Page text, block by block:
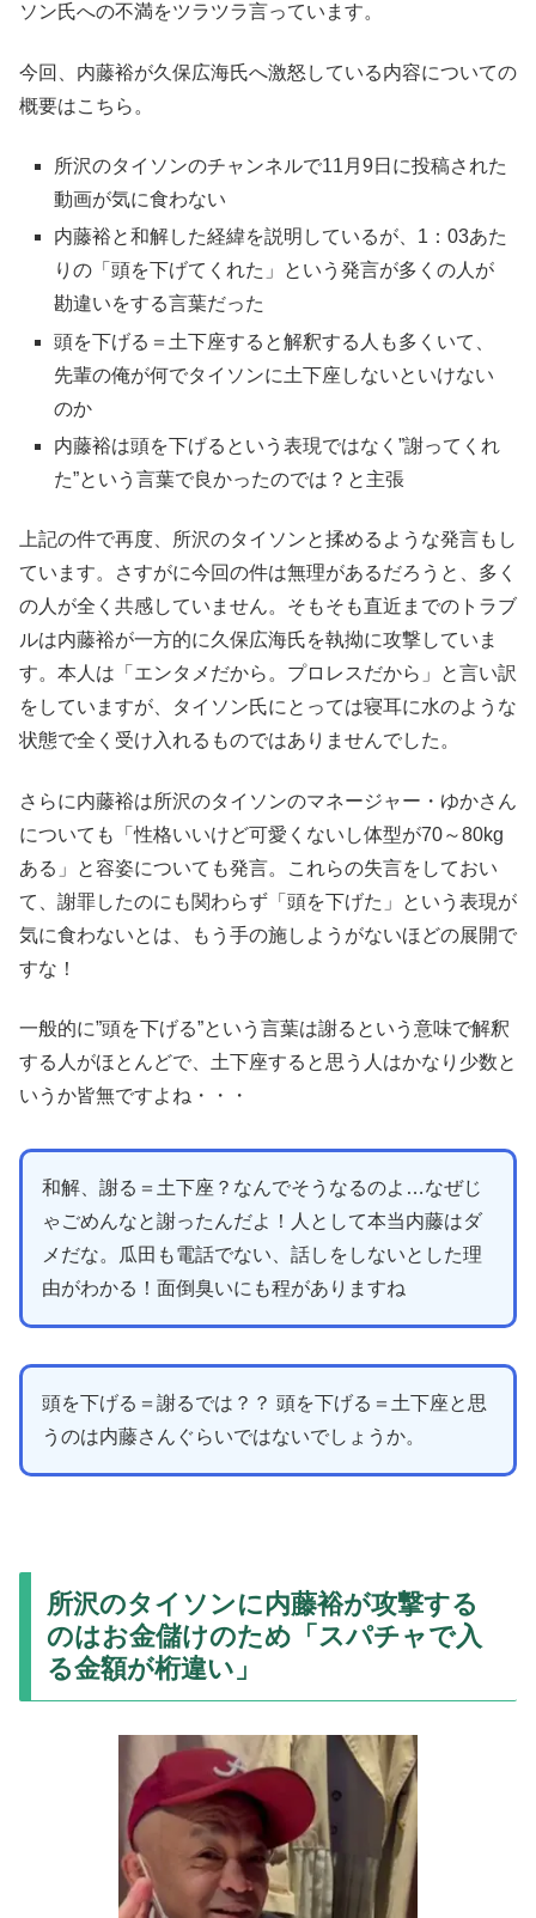
ソン氏への不満をツラツラ言っています。
今回、内藤裕が久保広海氏へ激怒している内容についての
概要はこちら。
所沢のタイソンのチャンネルで11月9日に投稿された
動画が気に食わない
内藤裕と和解した経緯を説明しているが、1：03あた
りの「頭を下げてくれた」という発言が多くの人が
勘違いをする言葉だった
頭を下げる＝土下座すると解釈する人も多くいて、
先輩の俺が何でタイソンに土下座しないといけない
のか
内藤裕は頭を下げるという表現ではなく”謝ってくれ
た”という言葉で良かったのでは？と主張
上記の件で再度、所沢のタイソンと揉めるような発言もし
ています。さすがに今回の件は無理があるだろうと、多く
の人が全く共感していません。そもそも直近までのトラブ
ルは内藤裕が一方的に久保広海氏を執拗に攻撃していま
す。本人は「エンタメだから。プロレスだから」と言い訳
をしていますが、タイソン氏にとっては寝耳に水のような
状態で全く受け入れるものではありませんでした。
さらに内藤裕は所沢のタイソンのマネージャー・ゆかさん
についても「性格いいけど可愛くないし体型が70～80kg
ある」と容姿についても発言。これらの失言をしておい
て、謝罪したのにも関わらず「頭を下げた」という表現が
気に食わないとは、もう手の施しようがないほどの展開で
すな！
一般的に”頭を下げる”という言葉は謝るという意味で解釈
する人がほとんどで、土下座すると思う人はかなり少数と
いうか皆無ですよね・・・
和解、謝る＝土下座？なんでそうなるのよ…なぜじ
ゃごめんなと謝ったんだよ！人として本当内藤はダ
メだな。瓜田も電話でない、話しをしないとした理
由がわかる！面倒臭いにも程がありますね
頭を下げる＝謝るでは？？ 頭を下げる＝土下座と思
うのは内藤さんぐらいではないでしょうか。
所沢のタイソンに内藤裕が攻撃する
のはお金儲けのため「スパチャで入
る金額が桁違い」